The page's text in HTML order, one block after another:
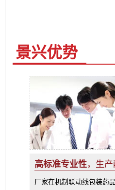
景兴优势
高标准专业性，生
厂家在机制联动线包装药